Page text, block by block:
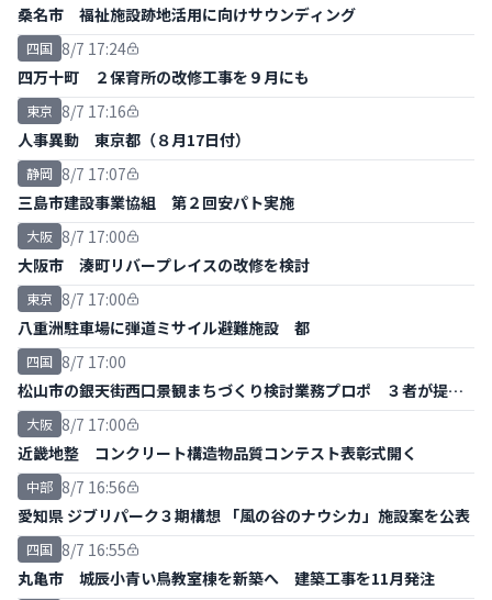
桑名市 福祉施設跡地活用に向けサウンディング
四国 8/7 17:24
四万十町 ２保育所の改修工事を９月にも
東京 8/7 17:16
人事異動 東京都（８月17日付）
静岡 8/7 17:07
三島市建設事業協組 第２回安パト実施
大阪 8/7 17:00
大阪市 湊町リバープレイスの改修を検討
東京 8/7 17:00
八重洲駐車場に弾道ミサイル避難施設 都
四国 8/7 17:00
松山市の銀天街西口景観まちづくり検討業務プロポ ３者が提案
書提出
大阪 8/7 17:00
近畿地整 コンクリート構造物品質コンテスト表彰式開く
中部 8/7 16:56
愛知県 ジブリパーク３期構想 「風の谷のナウシカ」施設案を公表
四国 8/7 16:55
丸亀市 城辰小青い鳥教室棟を新築へ 建築工事を11月発注